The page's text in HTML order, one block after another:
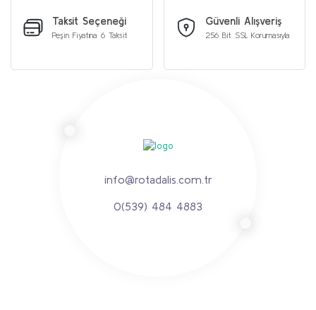
Taksit Seçeneği
Peşin Fiyatına 6 Taksit
Güvenli Alışveriş
256 Bit SSL Korumasıyla
info@rotadalis.com.tr
0(539) 484 4883